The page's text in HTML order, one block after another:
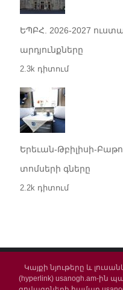
ԵՊԲՀ. 2026-2027
արդյունքները
2.3k դիտում
Երեւան-Թբիլիսի-
տոմսերի գները
2.2k դիտում
Կայքի նյութերը և
(hyperlink) usanogh.am-